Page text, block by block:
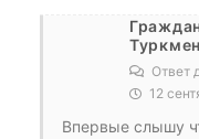
Ответ
12
Впервые слышу